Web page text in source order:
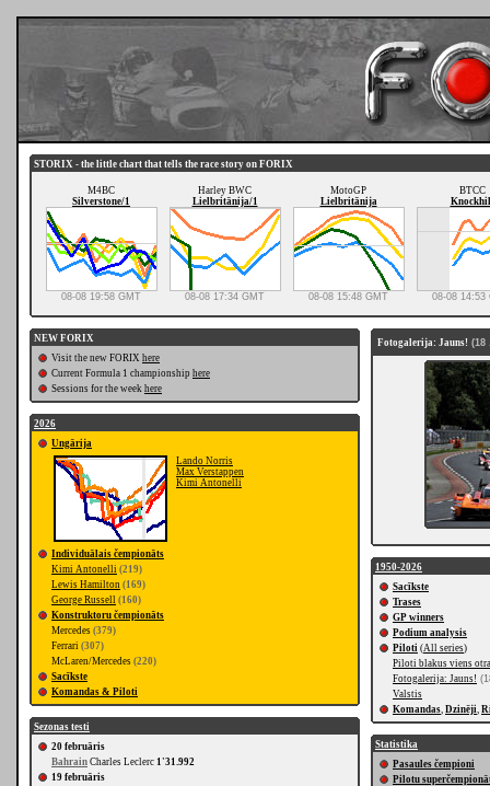
STORIX - the little chart that tells the race story on FORIX
M4BC
Silverstone/1
08-08 19:58 GMT
Harley BWC
Lielbritānija/1
08-08 17:34 GMT
MotoGP
Lielbritānija
08-08 15:48 GMT
BTCC
08-08 14:53
NEW FORIX
Visit the new FORIX here
Current Formula 1 championship here
Sessions for the week here
2026
Ungārija
Lando Norris
Max Verstappen
Kimi Antonelli
Individuālais čempionāts
Kimi Antonelli (219)
Lewis Hamilton (169)
George Russell (160)
Konstruktoru čempionāts
Mercedes (379)
Ferrari (307)
McLaren/Mercedes (220)
Sacīkste
Komandas & Piloti
Sezonas testi
20 februāris
Bahrain Charles Leclerc 1'31.992
19 februāris
Fotogalerija: Jauns! (18
1950-2026
Sacīkste
Trases
GP winners
Podium analysis
Piloti (All series)
Piloti blakus viens
Fotogalerija: Jauns!
Valstis
Komandas, Dzinēji,
Statistika
Pasaules čempioni
Pilotu